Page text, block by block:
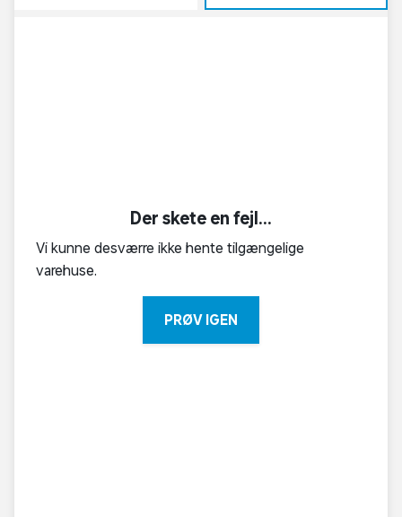
Der skete en fejl...
Vi kunne desværre ikke hente tilgængelige
varehuse.
PRØV IGEN